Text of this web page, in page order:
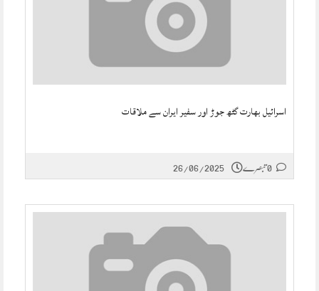
اسرائیل بھارت گٹھ جوڑ اور سفیر ایران سے ملاقات
26/06/2025